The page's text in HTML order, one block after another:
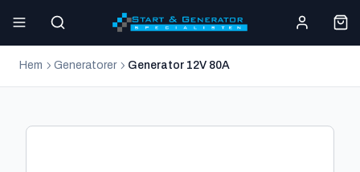
Hem Generatorer Generator 12V 80A